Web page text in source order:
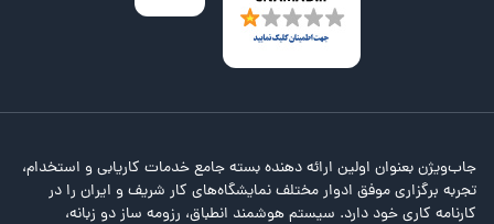
جاب‌ویژن بعنوان اولین ارائه دهنده بسته جامع خدمات کاریابی و استخدام،
تجربه برگزاری موفق ادوار مختلف نمایشگاه‌های کار شریف و ایران را در
کارنامه کاری خود دارد. سیستم هوشمند انطباق، رزومه ساز دو زبانه،